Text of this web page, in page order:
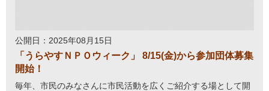
公開日：2025年08月15日
「うらやすＮＰＯウィーク」 8/15(金)から参加団体募集
開始！
毎年、市民のみなさんに市民活動を広くご紹介する場として開